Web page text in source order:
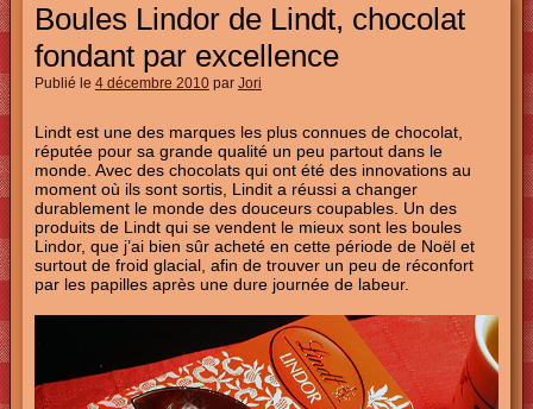
Boules Lindor de Lindt, chocolat
fondant par excellence
Publié le 4 décembre 2010 par Jori
Lindt est une des marques les plus connues de chocolat,
réputée pour sa grande qualité un peu partout dans le
monde. Avec des chocolats qui ont été des innovations au
moment où ils sont sortis, Lindit a réussi a changer
durablement le monde des douceurs coupables. Un des
produits de Lindt qui se vendent le mieux sont les boules
Lindor, que j’ai bien sûr acheté en cette période de Noël et
surtout de froid glacial, afin de trouver un peu de réconfort
par les papilles après une dure journée de labeur.